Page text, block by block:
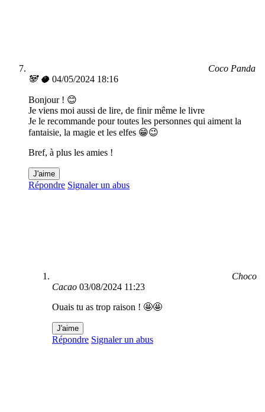
Coco Panda
🐼 🥥 04/05/2024 18:16
Bonjour ! 😊
Je viens moi aussi de lire, de finir même le livre
Je le recommande pour toutes les personnes qui aiment la
fantaisie, la magie et les elfes 😁😉
Bref, à plus les amies !
J'aime
Répondre Signaler un abus
Choco
Cacao 03/08/2024 11:23
Ouais tu as trop raison ! 🤩🤩
J'aime
Répondre Signaler un abus